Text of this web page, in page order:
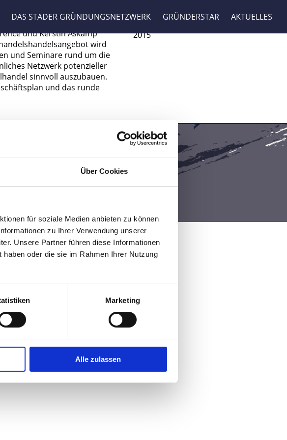
Über Cookies
für soziale Medien anbieten zu können
zu Ihrer Verwendung unserer
Unsere Partner führen diese Informationen
oder die sie im Rahmen Ihrer Nutzung
Marketing
Alle zulassen
DAS STADER GRÜNDUNGSNETZWERK GRÜNDERSTAR AKTUELLES
und Kerstin Askamp
wird
und Seminare rund um die
Netzwerk potenzieller
sinnvoll auszubauen.
und das runde
2015
E-Mail:info@wf-stade.de